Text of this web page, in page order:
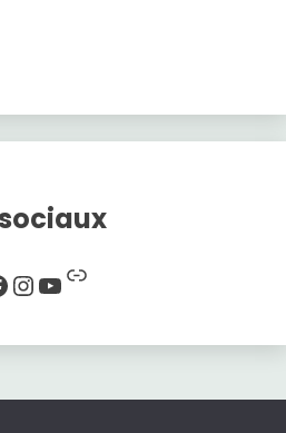
Instagram
YouTube
Lien